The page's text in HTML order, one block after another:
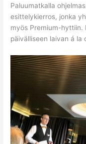
Paluumatkalla
esittelykierros, jonka
myös Premium-hyttiin.
päivälliseen laivan á la